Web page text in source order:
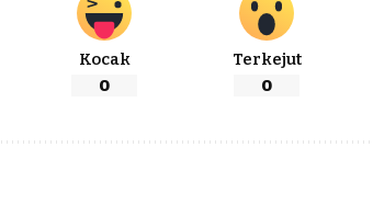
Kocak
0
Terkejut
0